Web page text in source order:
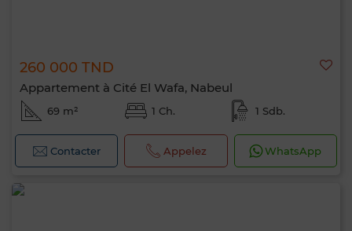
260 000 TND
Appartement à Cité El Wafa, Nabeul
69 m² 1 Ch. 1 Sdb.
Contacter Appelez WhatsApp